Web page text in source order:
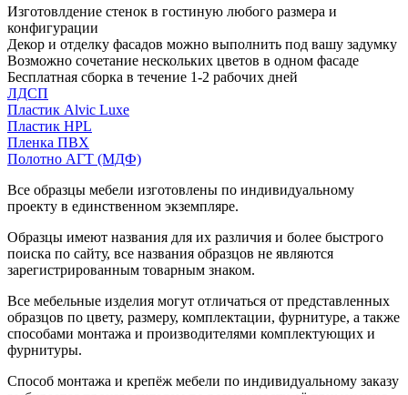
Изготовлдение стенок в гостиную любого размера и
конфигурации
Декор и отделку фасадов можно выполнить под вашу задумку
Возможно сочетание нескольких цветов в одном фасаде
Бесплатная сборка в течение 1-2 рабочих дней
ЛДСП
Пластик Alvic Luxe
Пластик HPL
Пленка ПВХ
Полотно АГТ (МДФ)
Все образцы мебели изготовлены по индивидуальному
проекту в единственном экземпляре.
Образцы имеют названия для их различия и более быстрого
поиска по сайту, все названия образцов не являются
зарегистрированным товарным знаком.
Все мебельные изделия могут отличаться от представленных
образцов по цвету, размеру, комплектации, фурнитуре, а также
способами монтажа и производителями комплектующих и
фурнитуры.
Способ монтажа и крепёж мебели по индивидуальному заказу